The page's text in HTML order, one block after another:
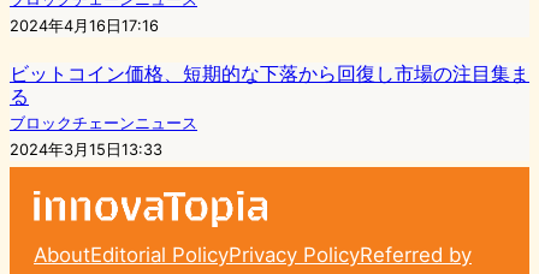
2024年4月16日17:16
ビットコイン価格、短期的な下落から回復し市場の注目集ま
る
ブロックチェーンニュース
2024年3月15日13:33
AboutEditorial PolicyPrivacy PolicyReferred by